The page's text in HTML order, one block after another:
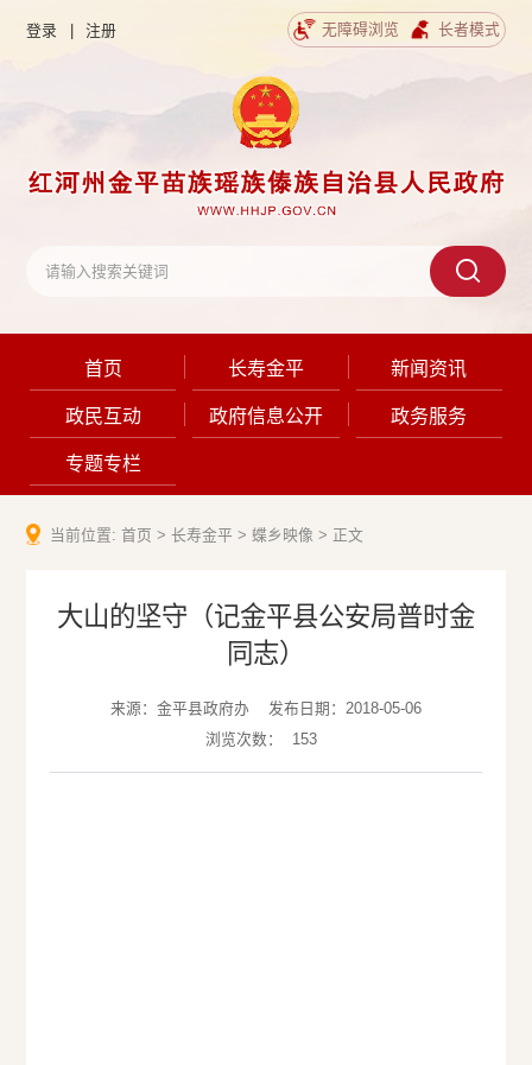
登录 | 注册 无障碍浏览 长者模式
首页 长寿金平 新闻资讯
政民互动 政府信息公开 政务服务
专题专栏
当前位置:首页 >长寿金平 > 蝶乡映像 > 正文
大山的坚守（记金平县公安局普时金
同志）
来源：金平县政府办
发布日期：2018-05-06
浏览次数：
153